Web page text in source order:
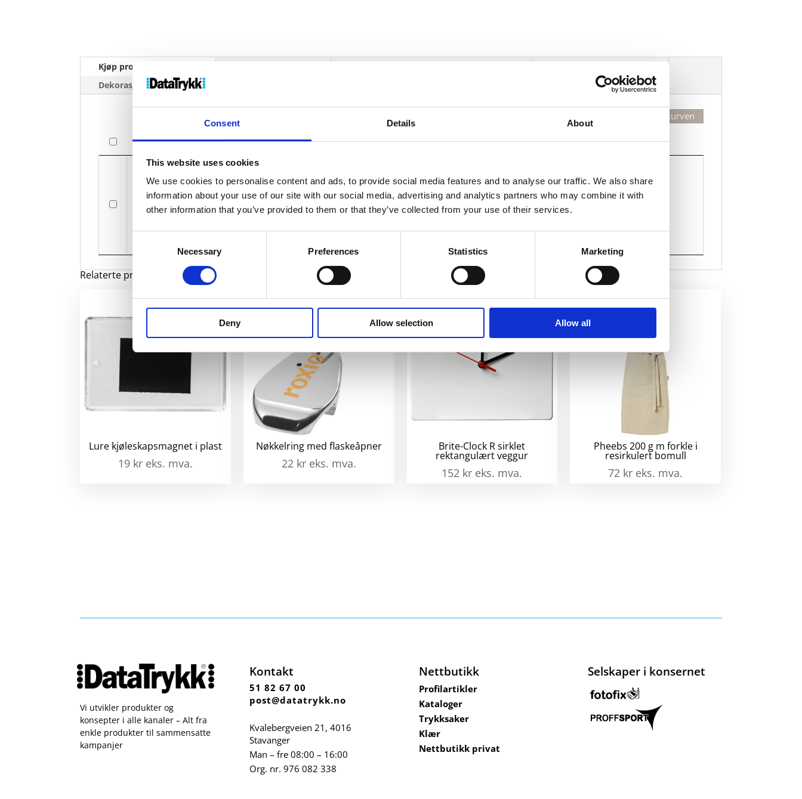
Consent Details About
This website uses cookies
We use cookies to personalise content and ads, to provide social media features and to analyse our traffic. We also share
information about your use of our site with our social media, advertising and analytics partners who may combine it with
other information that you’ve provided to them or that they’ve collected from your use of their services.
Necessary Preferences Statistics Marketing
Deny Allow selection Allow all
Kjøp produkt uten print
Dekorasjonpriser
Legg valgte i handlekurven
Bilde Navn På lager
Kjøp
Bilde
Merlou-vinsett i 2 deler - Naturhvit/Sølv
Merlou-
vinsett
Legg til i handlekurven
Relaterte produkter
Lure kjøleskapsmagnet i plast
19 kr eks. mva.
Nøkkelring med flaskeåpner
22 kr eks. mva.
Brite-Clock R sirklet
rektangulært veggur
152 kr eks. mva.
Pheebs 200 g m forkle i
resirkulert bomull
72 kr eks. mva.
Vi utvikler produkter og
konsepter i alle kanaler – Alt fra
enkle produkter til sammensatte
kampanjer
Kontakt
51 82 67 00
post@datatrykk.no
Kvalebergveien 21 , 4016
Stavanger
Man – fre 08:00 – 16:00
Org. nr. 976 082 338
Nettbutikk
Profilartikler
Kataloger
Trykksaker
Klær
Nettbutikk privat
Selskaper i konsernet